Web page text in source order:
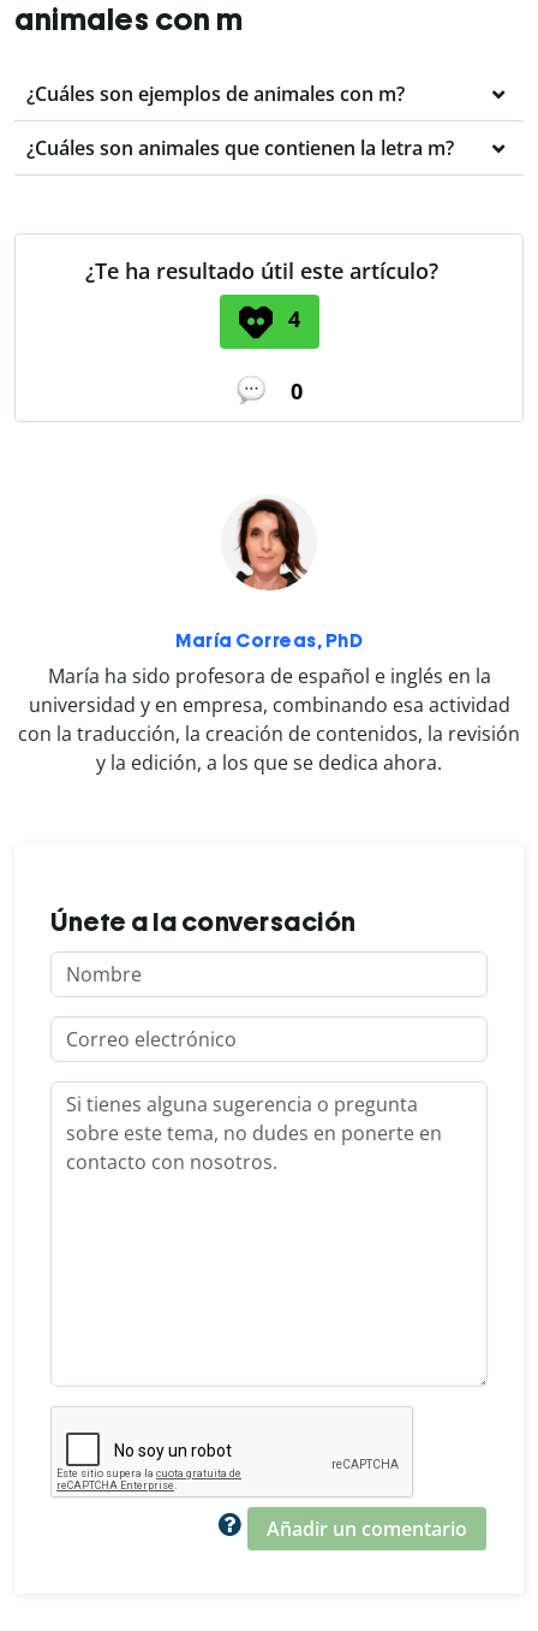
animales con m
¿Cuáles son ejemplos de animales con m?
¿Cuáles son animales que contienen la letra m?
¿Te ha resultado útil este artículo?
4
0
María Correas, PhD
María ha sido profesora de español e inglés en la
universidad y en empresa, combinando esa actividad
con la traducción, la creación de contenidos, la revisión
y la edición, a los que se dedica ahora.
Únete a la conversación
Añadir un comentario